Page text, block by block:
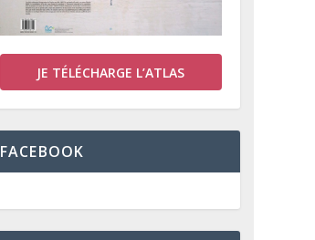
JE TÉLÉCHARGE L’ATLAS
FACEBOOK